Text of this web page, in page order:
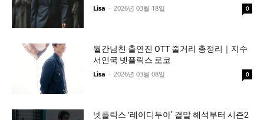
Lisa - 2026년 03월 18일 0
월간남친 출연진 OTT 줄거리 총정리｜지수
서인국 넷플릭스 로코
Lisa - 2026년 03월 08일 0
넷플릭스 ‘레이디두아’ 결말 해석부터 시즌2